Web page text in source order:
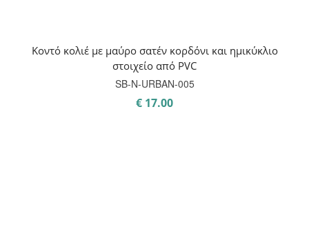
Κοντό κολιέ με μαύρο σατέν κορδόνι και ημικύκλιο
στοιχείο από PVC
SB-N-URBAN-005
€ 17.00